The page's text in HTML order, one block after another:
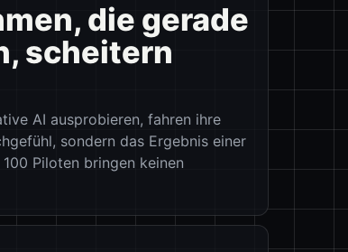
die gerade
scheitern
AI ausprobieren, fahren ihre
sondern das Ergebnis einer
Piloten bringen keinen